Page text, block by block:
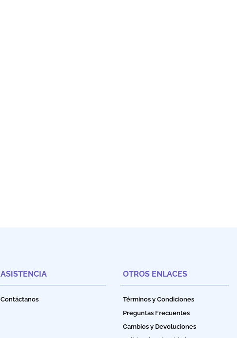
ASISTENCIA
Contáctanos
OTROS ENLACES
Términos y Condiciones
Preguntas Frecuentes
Cambios y Devoluciones